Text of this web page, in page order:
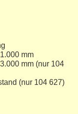
mm
mm (nur 104
(nur 104 627)